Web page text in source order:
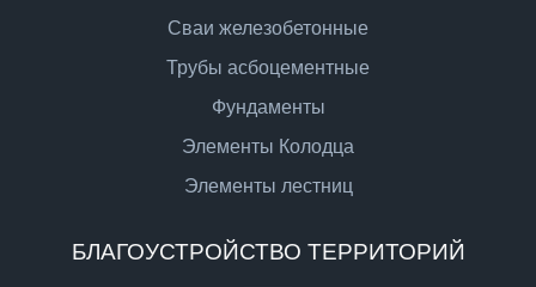
Сваи железобетонные
Трубы асбоцементные
Фундаменты
Элементы Колодца
Элементы лестниц
БЛАГОУСТРОЙСТВО ТЕРРИТОРИЙ